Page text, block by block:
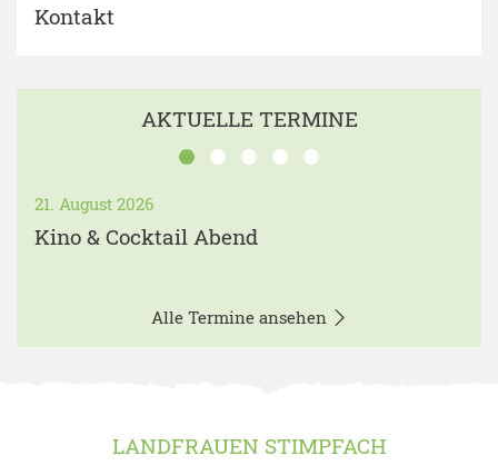
Kontakt
AKTUELLE TERMINE
21. August 2026
Kino & Cocktail Abend
Alle Termine ansehen
LANDFRAUEN STIMPFACH